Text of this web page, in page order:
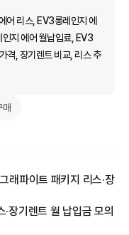
어 리스, EV3롱레인지 에
지 에어 월납입료, EV3
격, 장기렌트 비교, 리스 추
매
파이트 패키지 리스·장
기렌트 월 납입금 모의